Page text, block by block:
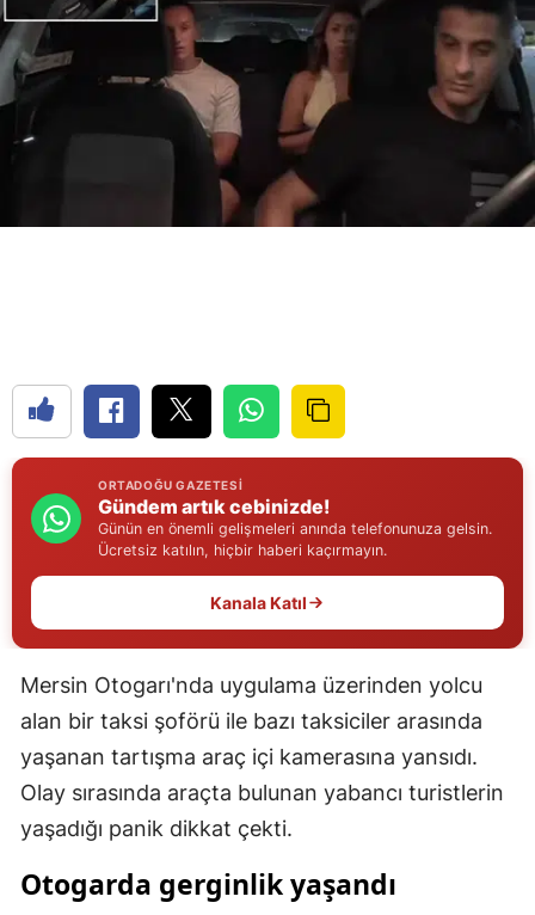
Çankırı
Denizli
Diyarbakır
Edirne
Eskişehir
Gaziantep
Giresun
Gümüşhane
Hakkari
Hatay
Isparta
Mersin
İstanbul
İzmir
Kars
ORTADOĞU GAZETESI
Gündem artık cebinizde!
Günün en önemli gelişmeleri anında telefonunuza gelsin.
Ücretsiz katılın, hiçbir haberi kaçırmayın.
Kanala Katıl
Mersin Otogarı'nda uygulama üzerinden yolcu
alan bir taksi şoförü ile bazı taksiciler arasında
yaşanan tartışma araç içi kamerasına yansıdı.
Olay sırasında araçta bulunan yabancı turistlerin
yaşadığı panik dikkat çekti.
Otogarda gerginlik yaşandı